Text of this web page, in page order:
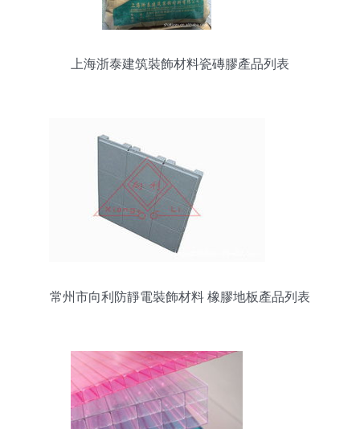
上海浙泰建筑裝飾材料瓷磚膠產品列表
常州市向利防靜電裝飾材料 橡膠地板產品列表